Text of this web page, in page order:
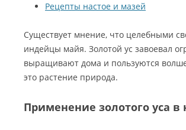
Рецепты настое и мазей
Существует мнение, что целебными
индейцы майя. Золотой ус завоевал
выращивают дома и пользуются
это растение природа.
Применение золотого уса